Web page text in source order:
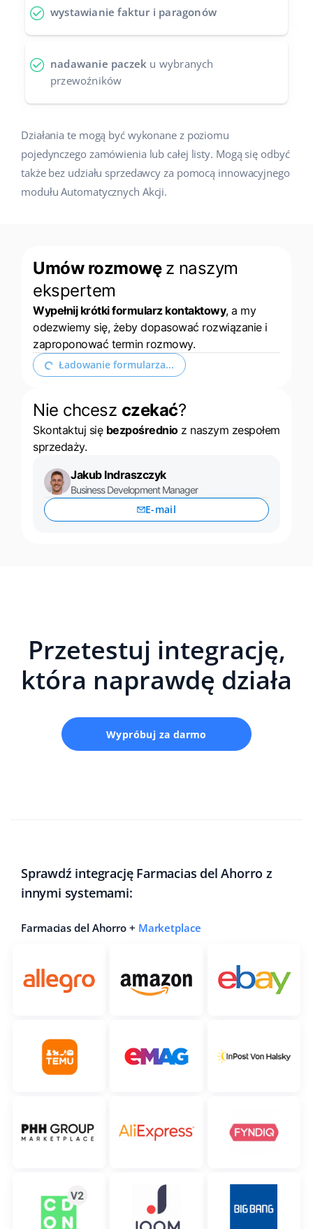
Base Store
Base Courier
Katalog Partnerów Base
română
wystawianie faktur i paragonów
nadawanie paczek u wybranych
przewoźników
Działania te mogą być wykonane z poziomu
pojedynczego zamówienia lub całej listy. Mogą się odbyć
także bez udziału sprzedawcy za pomocą innowacyjnego
modułu Automatycznych Akcji.
Umów rozmowę z naszym
ekspertem
Wypełnij krótki formularz kontaktowy, a my
odezwiemy się, żeby dopasować rozwiązanie i
zaproponować termin rozmowy.
Rozwiń formularz kontaktowy
Nie chcesz czekać?
Skontaktuj się bezpośrednioz naszym zespołem
sprzedaży.
Jakub Indraszczyk
Business Development Manager
E-mail
Przetestuj integrację,
która naprawdę działa
Wypróbuj za darmo
Sprawdź integrację Farmacias del Ahorro z
innymi systemami:
Farmacias del Ahorro + Marketplace